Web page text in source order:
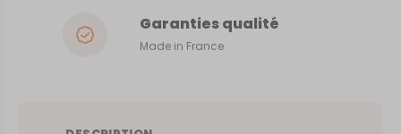
Garanties qualité
Made in France